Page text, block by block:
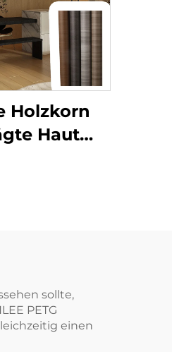
Holzkorn
Haut
sollte,
PETG
einen